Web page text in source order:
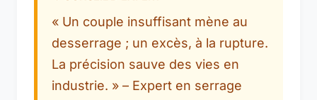
« Un couple insuffisant mène au
desserrage ; un excès, à la rupture.
La précision sauve des vies en
industrie. » – Expert en serrage